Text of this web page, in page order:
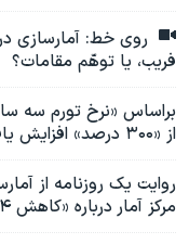
روی خط: آمارسازی
فریب، یا توهّم مقامات؟
براساس «نرخ تورم سه
از «۳۰۰ درصد» افزایش یافت
روایت یک روزنامه از
مرکز آمار درباره «کاهش ۲۴ درصدی تورم» ساختگی است